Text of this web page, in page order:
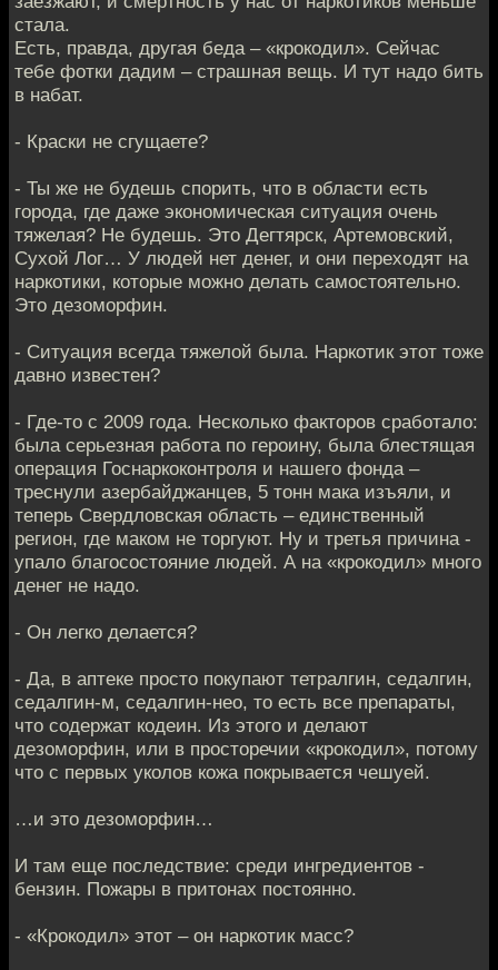
стала.
Есть, правда, другая беда – «крокодил». Сейчас
тебе фотки дадим – страшная вещь. И тут надо бить
в набат.
- Краски не сгущаете?
- Ты же не будешь спорить, что в области есть
города, где даже экономическая ситуация очень
тяжелая? Не будешь. Это Дегтярск, Артемовский,
Сухой Лог… У людей нет денег, и они переходят на
наркотики, которые можно делать самостоятельно.
Это дезоморфин.
- Ситуация всегда тяжелой была. Наркотик этот тоже
давно известен?
- Где-то с 2009 года. Несколько факторов сработало:
была серьезная работа по героину, была блестящая
операция Госнаркоконтроля и нашего фонда –
треснули азербайджанцев, 5 тонн мака изъяли, и
теперь Свердловская область – единственный
регион, где маком не торгуют. Ну и третья причина -
упало благосостояние людей. А на «крокодил» много
денег не надо.
- Он легко делается?
- Да, в аптеке просто покупают тетралгин, седалгин,
седалгин-м, седалгин-нео, то есть все препараты,
что содержат кодеин. Из этого и делают
дезоморфин, или в просторечии «крокодил», потому
что с первых уколов кожа покрывается чешуей.
…и это дезоморфин…
И там еще последствие: среди ингредиентов -
бензин. Пожары в притонах постоянно.
- «Крокодил» этот – он наркотик масс?